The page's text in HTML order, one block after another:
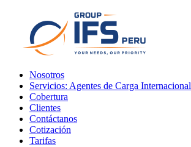
Nosotros
Servicios: Agentes de Carga Internacional
Cobertura
Clientes
Contáctanos
Cotización
Tarifas